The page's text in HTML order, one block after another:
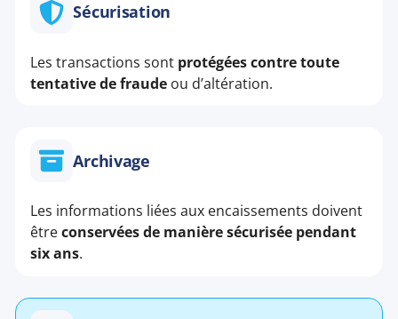
Sécurisation
Les transactions sont protégées contre toute
tentative de fraude ou d’altération.
Archivage
Les informations liées aux encaissements doivent
êtreconservées de manière sécurisée pendant
six ans.